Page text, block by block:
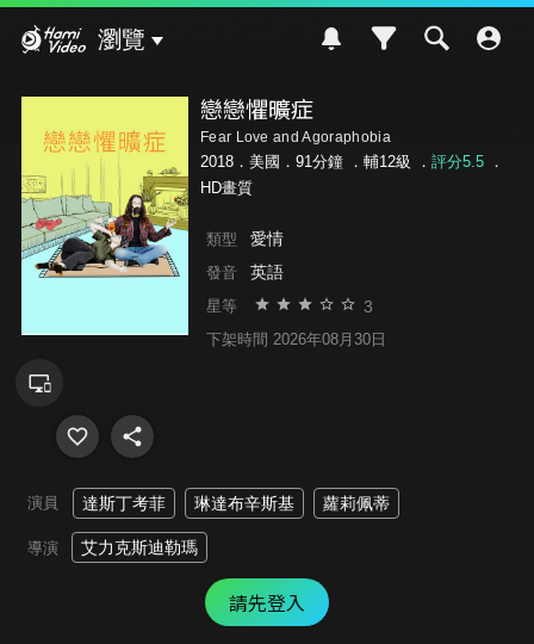
瀏覽
戀戀懼曠症
Fear Love and Agoraphobia
2018．美國．91分鐘 ． 輔12級 ． 評分5.5．
HD畫質
類型 愛情
發音 英語
星等 3
下架時間 2026年08月30日
演員 達斯丁考菲 琳達布辛斯基 蘿莉佩蒂
導演 艾力克斯迪勒瑪
請先登入